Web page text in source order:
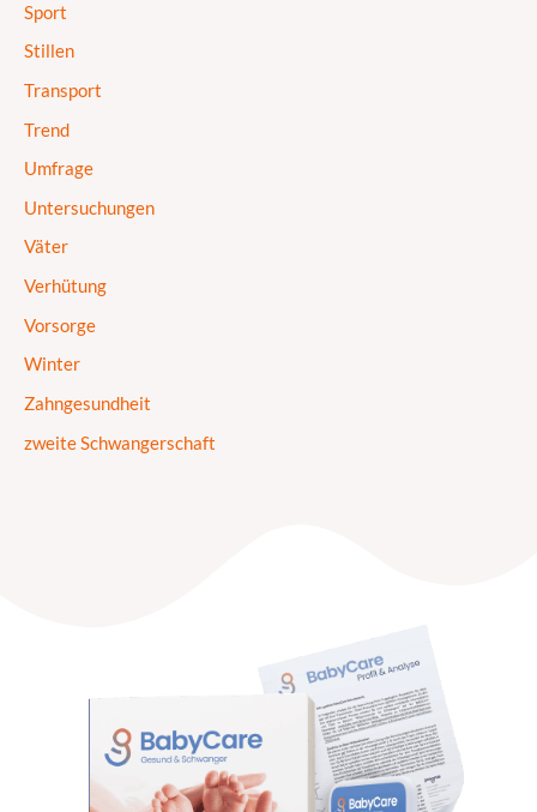
Sport
Stillen
Transport
Trend
Umfrage
Untersuchungen
Väter
Verhütung
Vorsorge
Winter
Zahngesundheit
zweite Schwangerschaft